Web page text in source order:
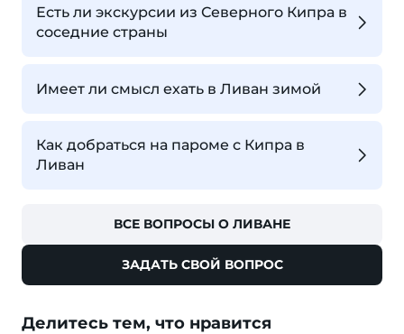
Есть ли экскурсии из Северного Кипра в
соседние страны
Имеет ли смысл ехать в Ливан зимой
Как добраться на пароме с Кипра в
Ливан
ВСЕ ВОПРОСЫ О ЛИВАНЕ
ЗАДАТЬ СВОЙ ВОПРОС
Делитесь тем, что нравится